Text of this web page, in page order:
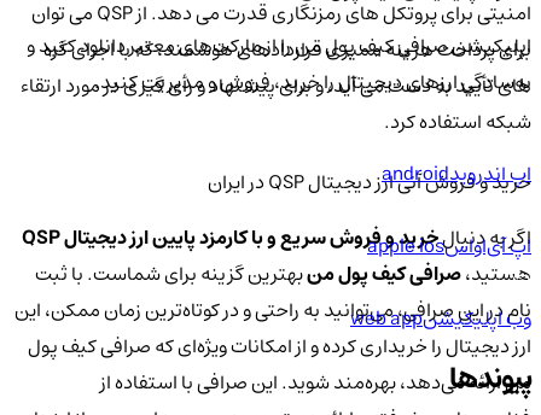
امنیتی برای پروتکل های رمزنگاری قدرت می دهد. از QSP می توان
برای پرداخت هزینه ممیزی قراردادهای هوشمند، که با اجرای گره
های تأیید به دست می آید، و برای پیشنهاد و رأی گیری در مورد ارتقاء
شبکه استفاده کرد.
خرید و فروش آنی ارز دیجیتال QSP در ایران
اگر به دنبالخرید و فروش سریع و با کارمزد پایین ارز دیجیتال QSP
هستید،صرافی کیف پول منبهترین گزینه برای شماست. با ثبت
نام در این صرافی، می‌توانید به راحتی و در کوتاه‌ترین زمان ممکن، این
ارز دیجیتال را خریداری کرده و از امکانات ویژه‌ای که صرافی کیف پول
من ارائه می‌دهد، بهره‌مند شوید. این صرافی با استفاده از
اپلیکیشن صرافی کیف پول من را از مارکت‌های معتبر دانلود کنید و
به‌سادگی ارزهای دیجیتال را خرید، فروش و مدیریت کنید.
اپ اندرویدandroid
اپ آی‌او‌اسapple ios
وب اپلیکیشنweb app
پیوندها